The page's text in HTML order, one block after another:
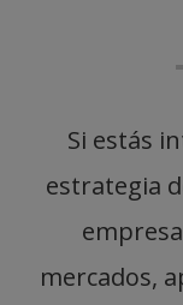
Si estás
estrategia
mercados,